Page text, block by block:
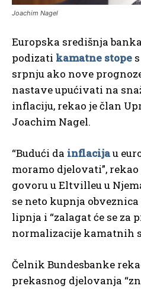
Joachim Nagel
Europska središnja
podizati kamatne stope
srpnju ako nove
nastave upućivati ​​na
inflaciju, rekao je član
Joachim Nagel.
“Budući da inflacijau
moramo djelovati”,
govoru u Eltvilleu u
se neto kupnja
lipnja i “zalagat će se za
normalizacije kamatnih
Čelnik Bundesbanke
prekasnog djelovanja